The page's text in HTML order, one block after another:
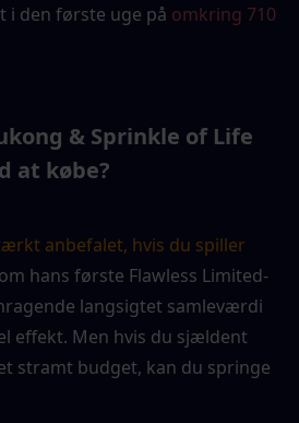
i den første uge på omkring 710
& Sprinkle of Life
at købe?
anbefalet, hvis du spiller
hans første Flawless Limited-
langsigtet samleværdi
effekt. Men hvis du sjældent
stramt budget, kan du springe